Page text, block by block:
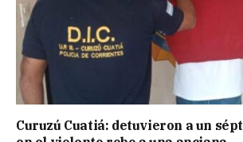
Curuzú Cuatiá: detuvieron a un